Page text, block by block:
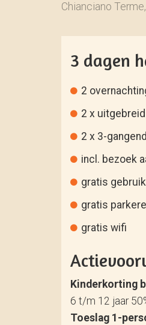
Chianciano
3 dagen
2
2 x
2 x 3-
incl. bezoek
gratis
gratis
gratis wifi
Kinderkorting
6 t/m 12 jaar
Toeslag 1-